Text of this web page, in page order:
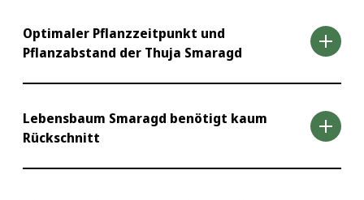
Immer häufiger kommen bei uns sehr trockene
Sommer und Winter vor. Schenken Sie Ihrer
Gießen und Düngen ist in den ersten Jahren nach
dem Einpflanzen wichtig, da sich die Wurzeln
noch entwickeln müssen, um Feuchtigkeit aus
Optimaler Pflanzzeitpunkt und
Pflanzabstand der Thuja Smaragd
Thuja Smaragd pflanzen
zeitigen Frühjahr (März/April) gepflanzt werden,
Lebensbaum Smaragd benötigt kaum
Rückschnitt